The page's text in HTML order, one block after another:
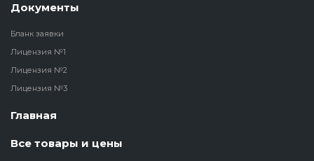
Документы
Бланк заявки
Лицензия №1
Лицензия №2
Лицензия №3
Главная
Все товары и цены